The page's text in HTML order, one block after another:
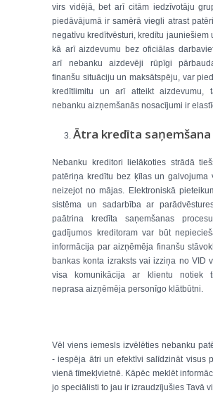
virs vidējā, bet arī citām iedzīvotāju
piedāvājumā ir samērā viegli atrast
negatīvu kredītvēsturi, kredītu jauniešiem
kā arī aizdevumu bez oficiālas
arī nebanku aizdevēji rūpīgi
finanšu situāciju un maksātspēju, var
kredītlimitu un arī atteikt aizdevumu,
nebanku aizņemšanās nosacījumi ir
Ātra kredīta saņemšana
Nebanku kreditori lielākoties strādā
patēriņa kredītu bez ķīlas un galvojuma
neizejot no mājas. Elektroniskā
sistēma un sadarbība ar
paātrina kredīta saņemšanas
gadījumos kreditoram var būt
informācija par aizņēmēja finanšu
bankas konta izraksts vai izziņa no VID
visa komunikācija ar klientu notiek
neprasa aizņēmēja personīgo klātbūtni.
Vēl viens iemesls izvēlēties nebanku
- iespēja ātri un efektīvi salīdzināt visus
vienā tīmekļvietnē. Kāpēc meklēt
jo speciālisti to jau ir izraudzījušies Tavā